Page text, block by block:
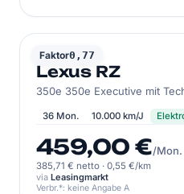
Faktor0,77
LEXUS
Lexus RZ
350e 350e Executive mit
36 Mon. 10.000 km/J
459,00 €/Mon.
385,71 € netto · 0,55 €/km
via Leasingmarkt
Verbr.*: keine Angabe A